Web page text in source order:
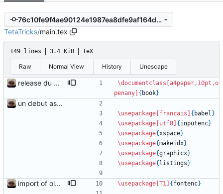
76c10fe9f4ae90124e1987ea8dfe9af164d23fd1
TetaTricks/main.tex
149 lines 3.4 KiB TeX
Raw Normal View History Unescape
release du matin, chagrin \documentclass [a4paper,10pt,o
penany] { book}
un debut assez timide...
\usepackage [francais] { babel }
\usepackage [utf8] { inputenc}
\usepackage{xspace}
\usepackage{makeidx}
\usepackage{graphicx}
\usepackage{ listings }
import of olds chapters \usepackage [T1] { fontenc}